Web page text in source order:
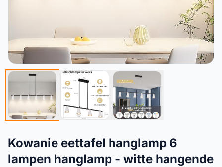
Kowanie eettafel hanglamp 6
lampen hanglamp - witte hangende